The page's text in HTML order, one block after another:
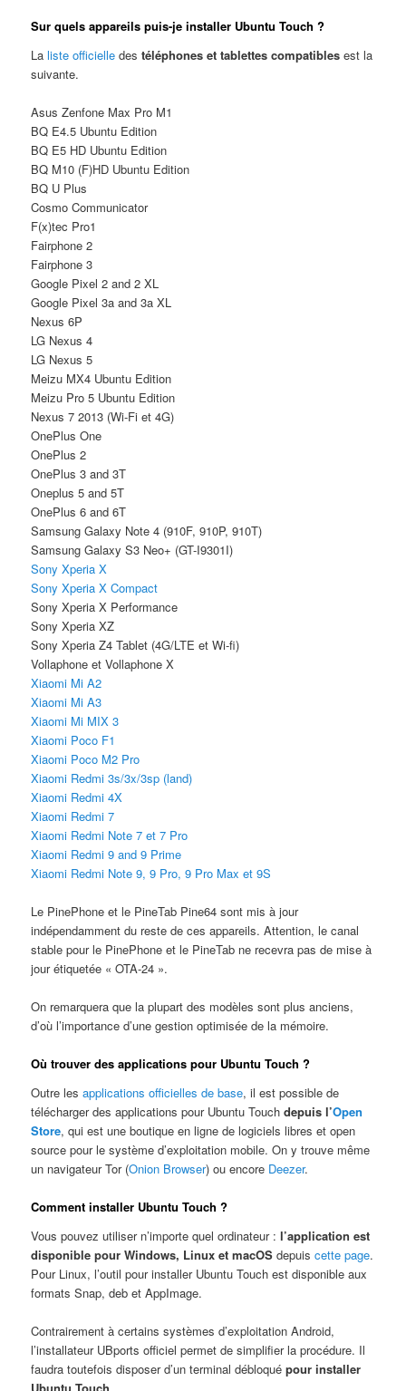
Sur quels appareils puis-je installer Ubuntu Touch ?
Laliste officielle destéléphones et tablettes compatibles est la
suivante.
Asus Zenfone Max Pro M1
BQ E4.5 Ubuntu Edition
BQ E5 HD Ubuntu Edition
BQ M10 (F)HD Ubuntu Edition
BQ U Plus
Cosmo Communicator
F(x)tec Pro1
Fairphone 2
Fairphone 3
Google Pixel 2 and 2 XL
Google Pixel 3a and 3a XL
Nexus 6P
LG Nexus 4
LG Nexus 5
Meizu MX4 Ubuntu Edition
Meizu Pro 5 Ubuntu Edition
Nexus 7 2013 (Wi-Fi et 4G)
OnePlus One
OnePlus 2
OnePlus 3 and 3T
Oneplus 5 and 5T
OnePlus 6 and 6T
Samsung Galaxy Note 4 (910F, 910P, 910T)
Samsung Galaxy S3 Neo+ (GT-I9301I)
Sony Xperia X
Sony Xperia X Compact
Sony Xperia X Performance
Sony Xperia XZ
Sony Xperia Z4 Tablet (4G/LTE et Wi-fi)
Vollaphone et Vollaphone X
Xiaomi Mi A2
Xiaomi Mi A3
Xiaomi Mi MIX 3
Xiaomi Poco F1
Xiaomi Poco M2 Pro
Xiaomi Redmi 3s/3x/3sp (land)
Xiaomi Redmi 4X
Xiaomi Redmi 7
Xiaomi Redmi Note 7 et 7 Pro
Xiaomi Redmi 9 and 9 Prime
Xiaomi Redmi Note 9, 9 Pro, 9 Pro Max et 9S
Le PinePhone et le PineTab Pine64 sont mis à jour
indépendamment du reste de ces appareils. Attention, le canal
stable pour le PinePhone et le PineTab ne recevra pas de mise à
jour étiquetée « OTA-24 ».
On remarquera que la plupart des modèles sont plus anciens,
d’où l’importance d’une gestion optimisée de la mémoire.
Où trouver des applications pour Ubuntu Touch ?
Outre lesapplications officielles de base, il est possible de
télécharger des applications pour Ubuntu Touchdepuis l’Open
Store, qui est une boutique en ligne de logiciels libres et open
source pour le système d’exploitation mobile. On y trouve même
un navigateur Tor (Onion Browser) ou encore Deezer.
Comment installer Ubuntu Touch ?
Vous pouvez utiliser n’importe quel ordinateur : l’application est
disponible pour Windows, Linux et macOS depuiscette page.
Pour Linux, l’outil pour installer Ubuntu Touch est disponible aux
formats Snap, deb et AppImage.
Contrairement à certains systèmes d’exploitation Android,
l’installateur UBports officiel permet de simplifier la procédure. Il
faudra toutefois disposer d’un terminal débloquépour installer